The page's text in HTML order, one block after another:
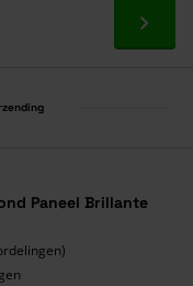
Ga
Paneel Brillante